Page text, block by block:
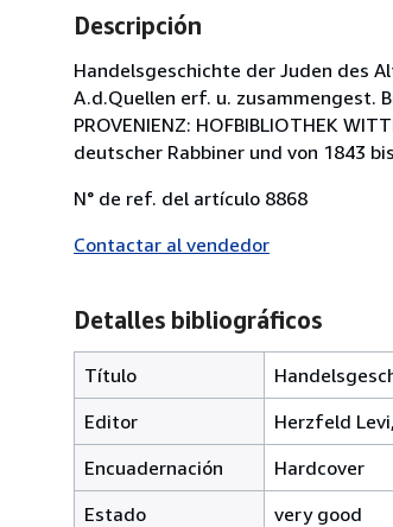
Descripción
Handelsgeschichte der Juden des
A.d.Quellen erf. u. zusammengest.
PROVENIENZ: HOFBIBLIOTHEK
deutscher Rabbiner und von 1843
N° de ref. del artículo 8868
Contactar al vendedor
Detalles bibliográficos
Título
Editor
Herzfeld
Encuadernación
Hardcover
Estado
very good